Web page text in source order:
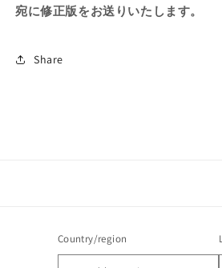
宛に修正版をお送りいたします。
Share
Country/region